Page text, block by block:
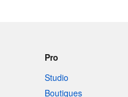
Pro
Studio
Boutiques